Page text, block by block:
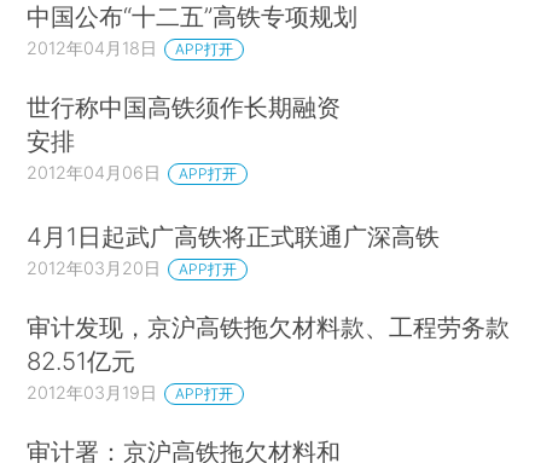
中国公布“十二五”高铁专项规划
2012年04月18日 APP打开
世行称中国高铁须作长期融资
安排
2012年04月06日 APP打开
4月1日起武广高铁将正式联通广深高铁
2012年03月20日 APP打开
审计发现，京沪高铁拖欠材料款、工程劳务款
82.51亿元
2012年03月19日 APP打开
审计署：京沪高铁拖欠材料和